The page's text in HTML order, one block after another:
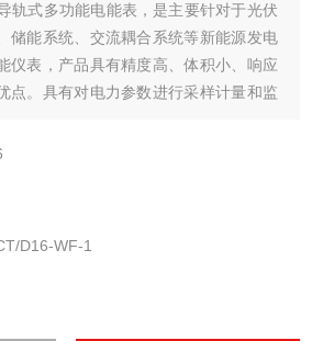
轨式多功能电能表，是主要针对于光伏
储能系统、交流耦合系统等新能源发电
仪表，产品具有精度高、体积小、响应
点。具有对电力参数进行采样计量和监
防逆流、调节发电量、电池充放电等功
D16-WF-1